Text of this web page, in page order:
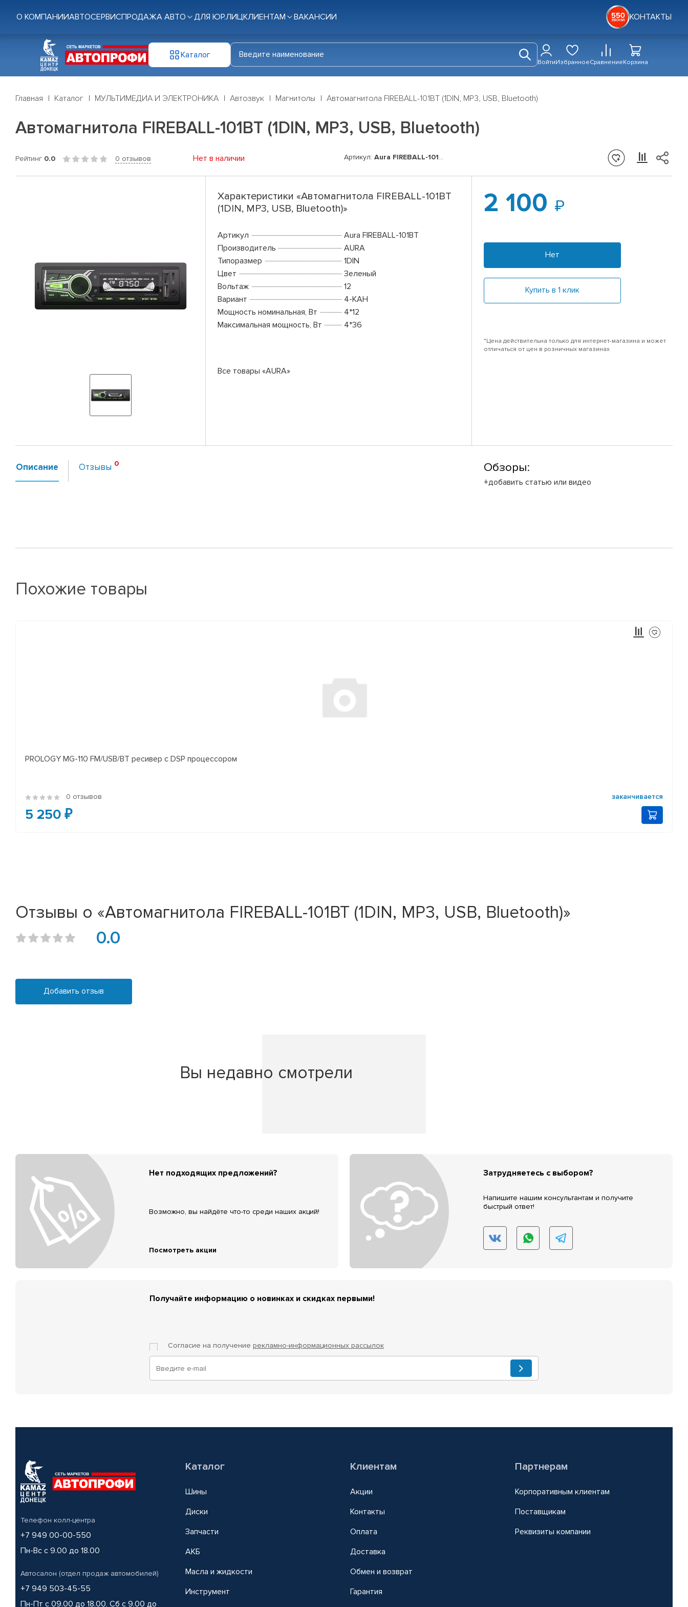
О КОМПАНИИАВТОСЕРВИСПРОДАЖА АВТО ДЛЯ ЮР.ЛИЦКЛИЕНТАМ ВАКАНСИИ КОНТАКТЫ
Каталог
ВойтиИзбранноеСравнениеКорзина
Главная Каталог МУЛЬТИМЕДИА И ЭЛЕКТРОНИКА Автозвук Магнитолы Автомагнитола FIREBALL-101BT (1DIN, MP3, USB, Bluetooth)
Автомагнитола FIREBALL-101BT (1DIN, MP3, USB, Bluetooth)
Рейтинг 0.0 0 отзывов Нет в наличии Артикул: Aura FIREBALL-101BT
Характеристики «Автомагнитола FIREBALL-101BT
(1DIN, MP3, USB, Bluetooth)»
Артикул
Aura FIREBALL-101BT
Производитель
AURA
Типоразмер
1DIN
Цвет
Зеленый
Вольтаж
12
Вариант
4-КАН
Мощность номинальная, Вт
4*12
Максимальная мощность, Вт
4*36
Все товары «AURA»
2 100
Нет
Купить в 1 клик
*Цена действительна только для интернет-магазина и может
отличаться от цен в розничных магазинах
Описание Отзывы Обзоры:
+добавить статью или видео
Похожие товары
PROLOGY MG-110 FM/USB/BT ресивер с DSP процессором
0 отзывов заканчивается
5 250 ₽
Отзывы о «Автомагнитола FIREBALL-101BT (1DIN, MP3, USB, Bluetooth)»
0.0
Добавить отзыв
Вы недавно смотрели
Нет подходящих предложений?
Возможно, вы найдёте что-то среди наших акций!
Посмотреть акции
Затрудняетесь с выбором?
Напишите нашим консультантам и получите
быстрый ответ!
Получайте информацию о новинках и скидках первыми!
Согласие на получение рекламно-информационных рассылок
Телефон колл-центра
+7 949 00-00-550
Пн-Вс с 9.00 до 18.00
Автосалон (отдел продаж автомобилей)
+7 949 503-45-55
Пн-Пт с 09.00 до 18.00, Сб с 9.00 до
Каталог
Шины
Диски
Запчасти
АКБ
Масла и жидкости
Инструмент
Клиентам
Акции
Контакты
Оплата
Доставка
Обмен и возврат
Гарантия
Партнерам
Корпоративным клиентам
Поставщикам
Реквизиты компании